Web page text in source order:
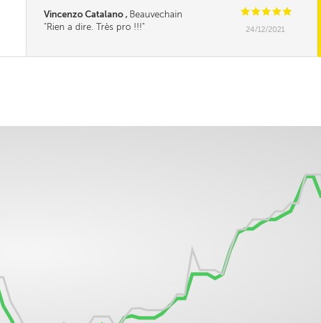
c'est le prix bas d'une bonne central d'achat , à
recommander . Merci ***
Vincenzo Catalano , Beauvechain CCCCC
Rien a dire. Très pro !!!
24/12/2021